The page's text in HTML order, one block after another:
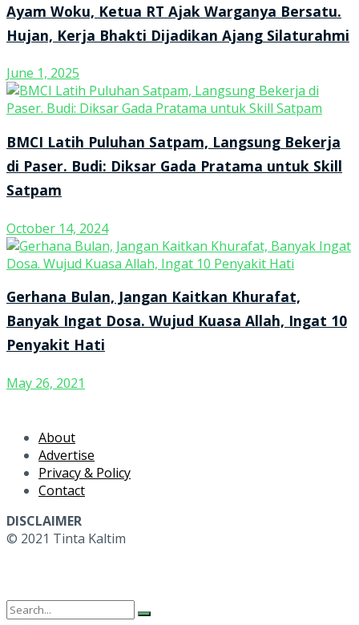
Ayam Woku, Ketua RT Ajak Warganya Bersatu.
Hujan, Kerja Bhakti Dijadikan Ajang Silaturahmi
June 1, 2025
BMCI Latih Puluhan Satpam, Langsung Bekerja
di Paser. Budi: Diksar Gada Pratama untuk Skill
Satpam
October 14, 2024
Gerhana Bulan, Jangan Kaitkan Khurafat,
Banyak Ingat Dosa. Wujud Kuasa Allah, Ingat 10
Penyakit Hati
May 26, 2021
About
Advertise
Privacy & Policy
Contact
DISCLAIMER
© 2021 Tinta Kaltim